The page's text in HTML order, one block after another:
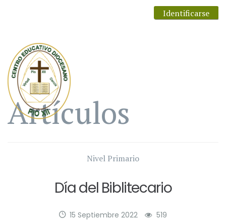
Identificarse
Artículos
Nivel Primario
Día del Biblitecario
15 Septiembre 2022 519